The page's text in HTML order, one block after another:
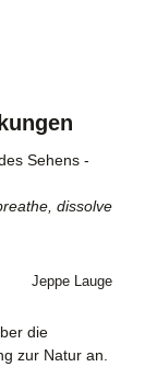
Sehens -
dissolve
Jeppe Lauge
die
zur Natur an.